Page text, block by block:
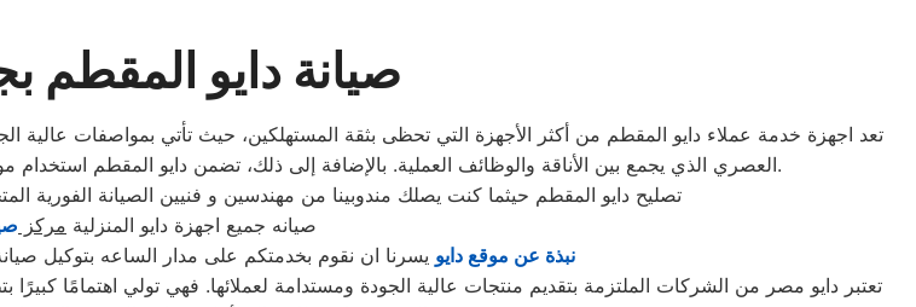
صيانة دايو المقطم
تعد اجهزة خدمة عملاء دايو المقطم من أكثر الأجهزة التي تحظى بثقة المستهلكين، حيث تأتي بمواصفات عالية
العصري الذي يجمع بين الأناقة والوظائف العملية. بالإضافة إلى ذلك، تضمن دايو المقطم استخدام مواد ذات جودة عالية في تصنيع غسالاتها لتوفير تجربة آمنة وموثوقة للعملاء.
تصليح دايو المقطم حيثما كنت يصلك مندوبينا من مهندسين و فنيين الصيانة
صيانه جميع اجهزة دايو المنزلية مركز
نبذة عن موقع دايو يسرنا ان نقوم بخدمتكم على مدار الساعه بتوكيل
تعتبر دايو مصر من الشركات الملتزمة بتقديم منتجات عالية الجودة ومستدامة لعملائها. فهي تولي اهتمامًا كبيرًا